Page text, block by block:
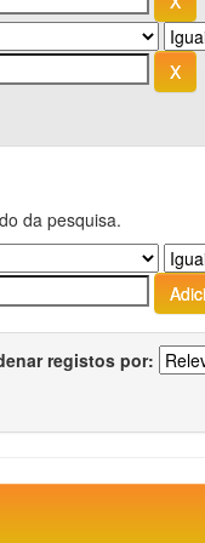
da pesquisa.
registos por: